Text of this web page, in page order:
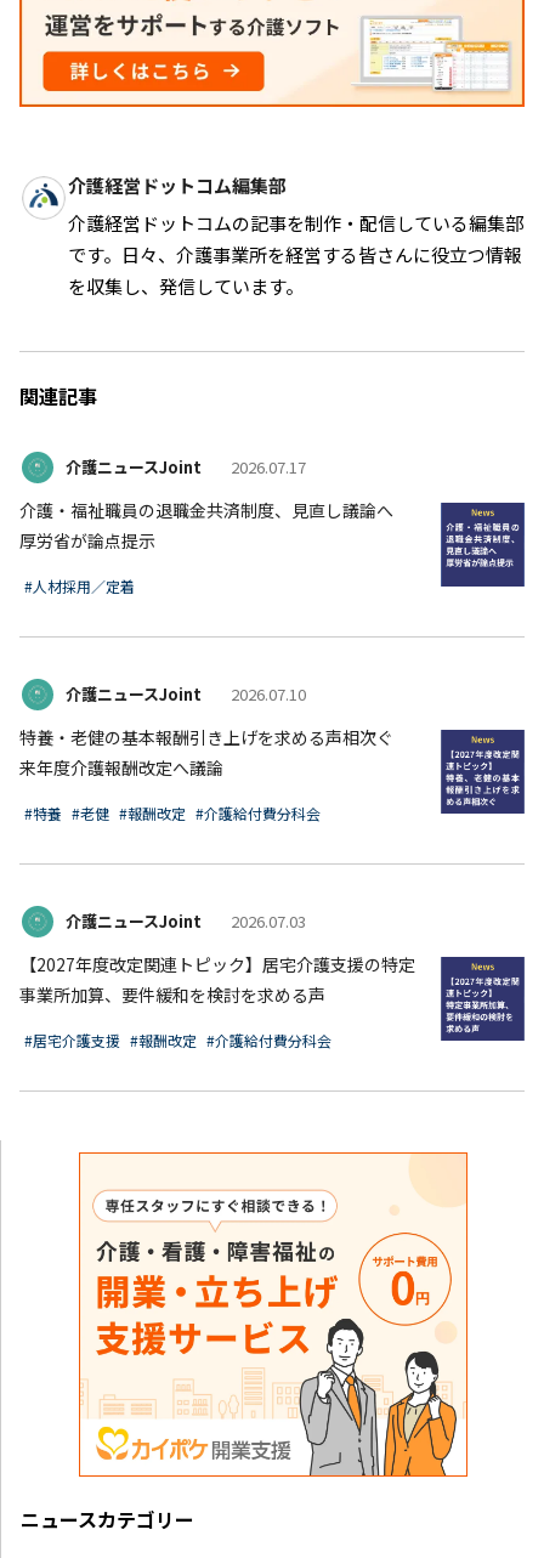
介護経営ドットコム編集部
介護経営ドットコムの記事を制作・配信している編集部
です。日々、介護事業所を経営する皆さんに役立つ情報
を収集し、発信しています。
関連記事
介護ニュースJoint 2026.07.17
介護・福祉職員の退職金共済制度、見直し議論へ
厚労省が論点提示
#人材採用／定着
介護ニュースJoint 2026.07.10
特養・老健の基本報酬引き上げを求める声相次ぐ
来年度介護報酬改定へ議論
#特養 #老健 #報酬改定 #介護給付費分科会
介護ニュースJoint 2026.07.03
【2027年度改定関連トピック】居宅介護支援の特定
事業所加算、要件緩和を検討を求める声
#居宅介護支援 #報酬改定 #介護給付費分科会
ニュースカテゴリー